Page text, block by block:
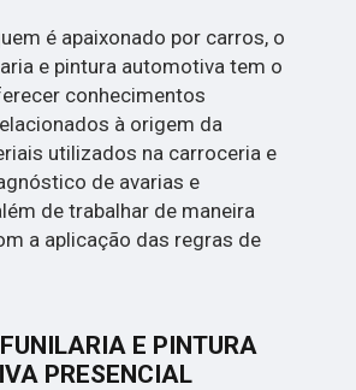
é apaixonado por carros, o
e pintura automotiva tem o
conhecimentos
à origem da
utilizados na carroceria e
de avarias e
de trabalhar de maneira
a aplicação das regras de
E PINTURA
PRESENCIAL